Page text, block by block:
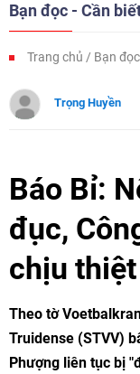
Bạn đọc - Cần
Trang chủ Bạn
Trọng Huyền
Báo Bỉ:
đục,
chịu thiệt
Theo tờ
Truidense (STVV)
Phượng liên tục bị